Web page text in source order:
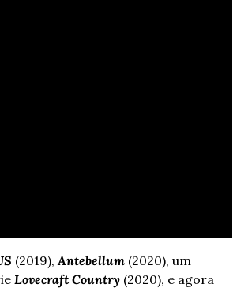
(2019), Antebellum (2020), um
Lovecraft Country (2020), e agora